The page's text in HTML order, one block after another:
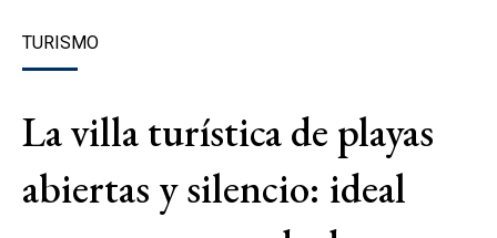
TURISMO
La villa turística de playas
abiertas y silencio: ideal